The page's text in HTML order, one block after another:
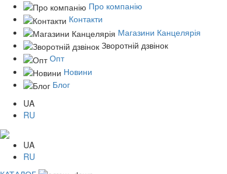
Про компанію
Контакти
Магазини Канцелярія
Зворотній дзвінок
Опт
Новини
Блог
UA
RU
UA
RU